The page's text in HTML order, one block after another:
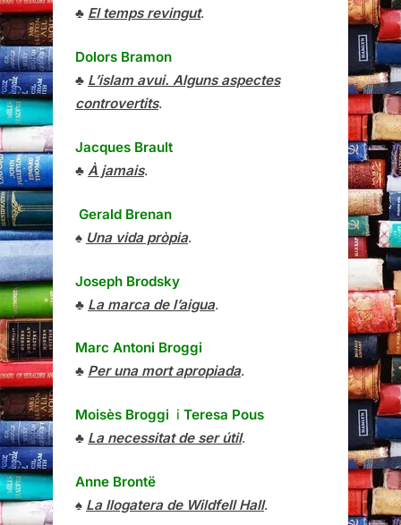
♣ El temps revingut.
Dolors Bramon
♣ L’islam avui. Alguns aspectes
controvertits.
Jacques Brault
♣ À jamais.
Gerald Brenan
♠ Una vida pròpia.
Joseph Brodsky
♣ La marca de l’aigua.
Marc Antoni Broggi
♣ Per una mort apropiada.
Moisès Broggi i Teresa Pous
♣ La necessitat de ser útil.
Anne Brontë
♠ La llogatera de Wildfell Hall.